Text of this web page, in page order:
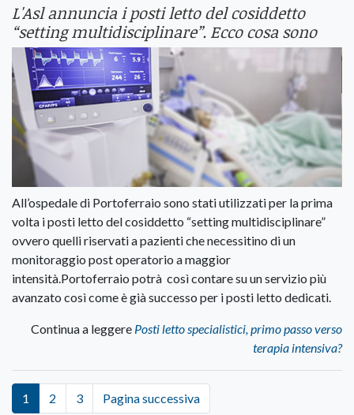
L'Asl annuncia i posti letto del cosiddetto
“setting multidisciplinare”. Ecco cosa sono
All’ospedale di Portoferraio sono stati utilizzati per la prima
volta i posti letto del cosiddetto “setting multidisciplinare”
ovvero quelli riservati a pazienti che necessitino di un
monitoraggio post operatorio a maggior
intensità.Portoferraio potrà così contare su un servizio più
avanzato così come è già successo per i posti letto dedicati.
Continua a leggere Posti letto specialistici, primo passo verso
terapia intensiva?
1 2 3 Pagina successiva